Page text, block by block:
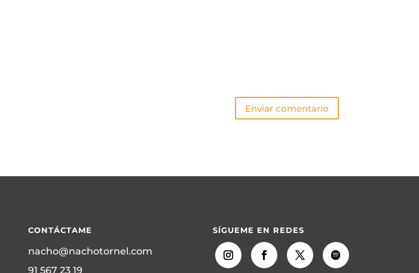
Enviar comentario
CONTÁCTAME
nacho@nachotornel.com
91 567 23 19
SÍGUEME EN REDES